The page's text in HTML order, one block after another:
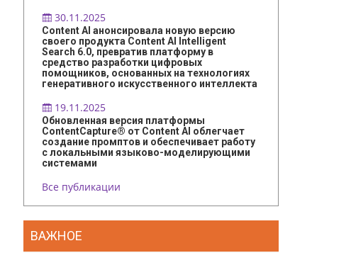
30.11.2025
Content AI анонсировала новую версию
своего продукта Content AI Intelligent
Search 6.0, превратив платформу в
средство разработки цифровых
помощников, основанных на технологиях
генеративного искусственного интеллекта
19.11.2025
Обновленная версия платформы
ContentCapture® от Content AI облегчает
создание промптов и обеспечивает работу
с локальными языково-моделирующими
системами
Все публикации
ВАЖНОЕ